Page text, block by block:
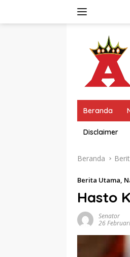
Beranda
Disclaimer
Beranda
Berita Utama,
Hasto
Senator
26